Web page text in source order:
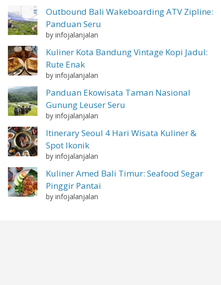
Outbound Bali Wakeboarding ATV Zipline:
Panduan Seru
by infojalanjalan
Kuliner Kota Bandung Vintage Kopi Jadul:
Rute Enak
by infojalanjalan
Panduan Ekowisata Taman Nasional
Gunung Leuser Seru
by infojalanjalan
Itinerary Seoul 4 Hari Wisata Kuliner &
Spot Ikonik
by infojalanjalan
Kuliner Amed Bali Timur: Seafood Segar
Pinggir Pantai
by infojalanjalan